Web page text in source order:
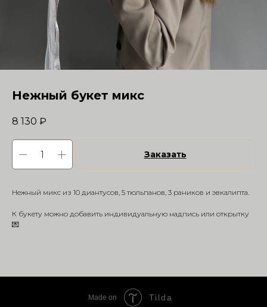
Нежный букет микс
8 130 ₽
Заказать
Нежный микс из 10 диантусов, 5 тюльпанов, 3 раников и эвкалипта.
К букету можно добавить индивидуальную надпись или открытку
💌
Made on Tilda